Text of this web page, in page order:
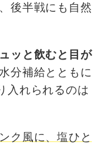
後半戦にも自然
ッと飲むと目が
分補給とともに
入れられるのは
ク風に、塩ひと